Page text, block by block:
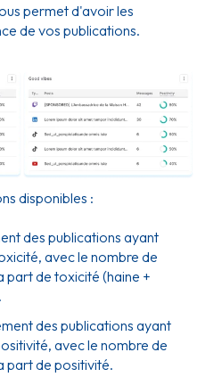
permet d'avoir les
de vos publications.
disponibles :
des publications ayant
avec le nombre de
part de toxicité (haine +
des publications ayant
avec le nombre de
part de positivité.